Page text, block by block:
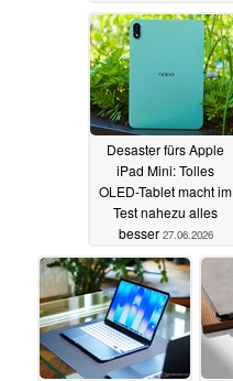
Desaster fürs Apple
iPad Mini: Tolles
OLED-Tablet macht im
Test nahezu alles
besser 27.06.2026